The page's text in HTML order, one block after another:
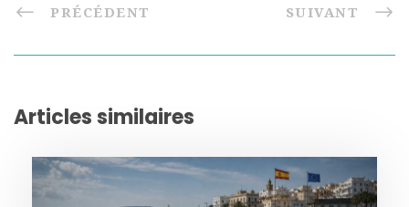
PRÉCÉDENT SUIVANT
Articles similaires